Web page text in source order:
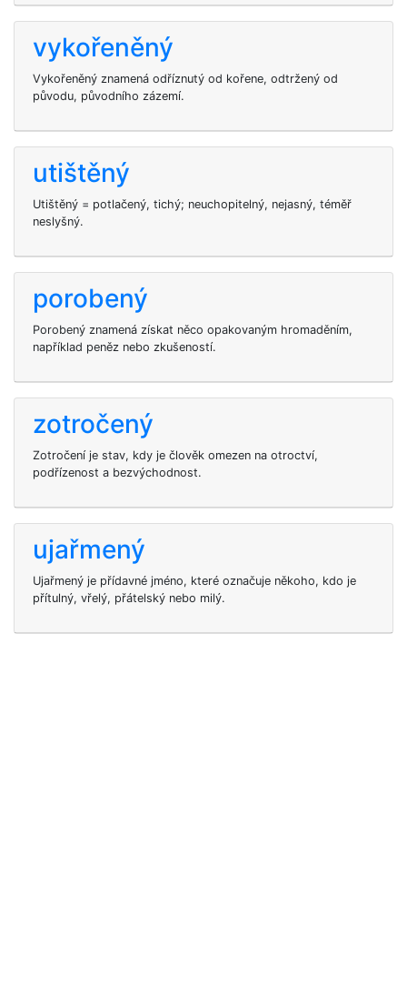
vykořeněný
Vykořeněný znamená odříznutý od kořene, odtržený od
původu, původního zázemí.
utištěný
Utištěný = potlačený, tichý; neuchopitelný, nejasný, téměř
neslyšný.
porobený
Porobený znamená získat něco opakovaným hromaděním,
například peněz nebo zkušeností.
zotročený
Zotročení je stav, kdy je člověk omezen na otroctví,
podřízenost a bezvýchodnost.
ujařmený
Ujařmený je přídavné jméno, které označuje někoho, kdo je
přítulný, vřelý, přátelský nebo milý.